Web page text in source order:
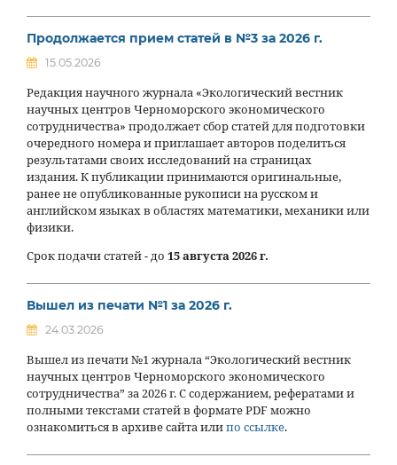
Продолжается прием статей в №3 за 2026 г.
15.05.2026
Редакция научного журнала «Экологический вестник
научных центров Черноморского экономического
сотрудничества» продолжает сбор статей для подготовки
очередного номера и приглашает авторов поделиться
результатами своих исследований на страницах
издания. К публикации принимаются оригинальные,
ранее не опубликованные рукописи на русском и
английском языках в областях математики, механики или
физики.
Срок подачи статей - до 15 августа 2026 г.
Вышел из печати №1 за 2026 г.
24.03.2026
Вышел из печати №1 журнала “Экологический вестник
научных центров Черноморского экономического
сотрудничества” за 2026 г. С содержанием, рефератами и
полными текстами статей в формате PDF можно
ознакомиться в архиве сайта илипо ссылке.